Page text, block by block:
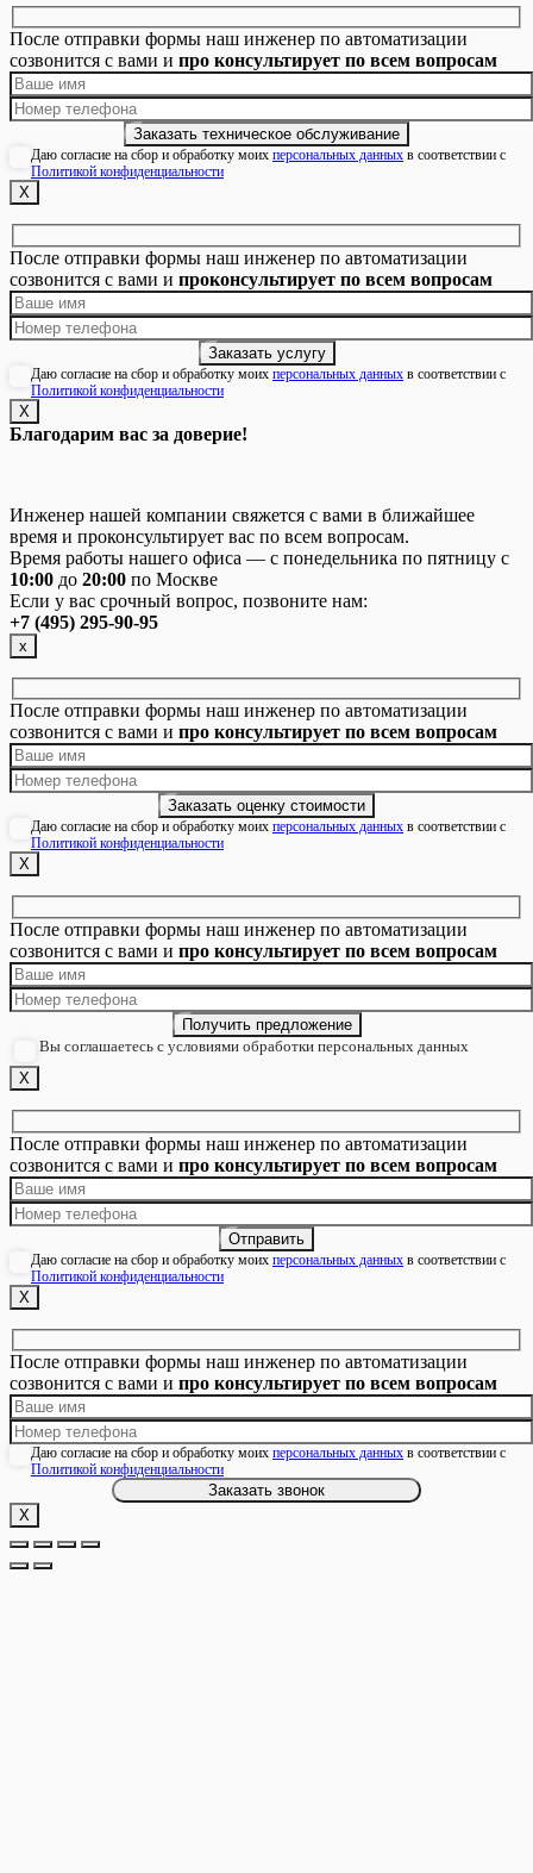
После отправки формы наш инженер по автоматизации
созвонится с вами и про консультирует по всем вопросам
Даю согласие на сбор и обработку моих персональных данных в соответствии с
Политикой конфиденциальности
Х
После отправки формы наш инженер по автоматизации
созвонится с вами и проконсультирует по всем вопросам
Даю согласие на сбор и обработку моих персональных данных в соответствии с
Политикой конфиденциальности
Х
Благодарим вас за доверие!
Инженер нашей компании свяжется с вами в ближайшее
время и проконсультирует вас по всем вопросам.
Время работы нашего офиса — с понедельника по пятницу с
10:00 до 20:00 по Москве
Если у вас срочный вопрос, позвоните нам:
+7 (495) 295-90-95
х
После отправки формы наш инженер по автоматизации
созвонится с вами и про консультирует по всем вопросам
Даю согласие на сбор и обработку моих персональных данных в соответствии с
Политикой конфиденциальности
Х
После отправки формы наш инженер по автоматизации
созвонится с вами и про консультирует по всем вопросам
Вы соглашаетесь с условиями обработки персональных данных
Х
После отправки формы наш инженер по автоматизации
созвонится с вами и про консультирует по всем вопросам
Даю согласие на сбор и обработку моих персональных данных в соответствии с
Политикой конфиденциальности
Х
После отправки формы наш инженер по автоматизации
созвонится с вами и про консультирует по всем вопросам
Даю согласие на сбор и обработку моих персональных данных в соответствии с
Политикой конфиденциальности
Х